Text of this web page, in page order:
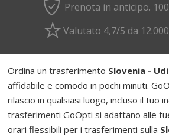
Prenota in anticipo.
Valutato 4,7/5 da
Ordina un trasferimento Slovenia -
affidabile e comodo in pochi minuti.
rilascio in qualsiasi luogo, incluso il tuo
trasferimenti GoOpti si adattano alle
orari flessibili per i trasferimenti sulla